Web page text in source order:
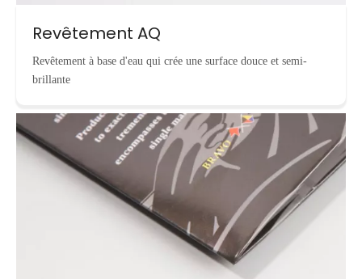
Revêtement AQ
Revêtement à base d'eau qui crée une surface douce et semi-
brillante